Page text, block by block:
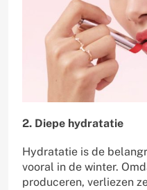
2. Diepe hydratatie
Hydratatie is de
vooral in de winter.
produceren, verliezen